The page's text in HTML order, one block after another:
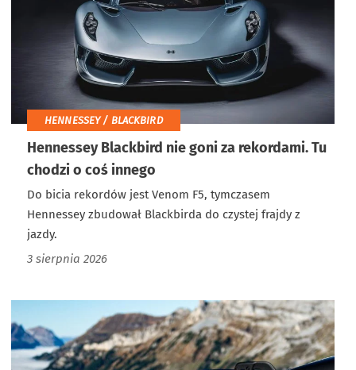
HENNESSEY / BLACKBIRD
Hennessey Blackbird nie goni za rekordami. Tu
chodzi o coś innego
Do bicia rekordów jest Venom F5, tymczasem
Hennessey zbudował Blackbirda do czystej frajdy z
jazdy.
3 sierpnia 2026